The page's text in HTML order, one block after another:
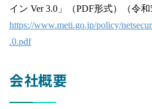
イン Ver 3.0」（PDF形式）（令和
https://www.meti.go.jp/policy/
.0.pdf
会社概要